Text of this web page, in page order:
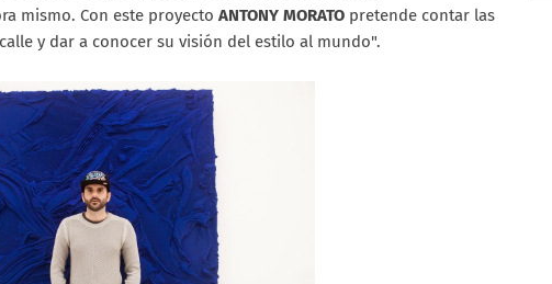
mismo. Con este proyecto ANTONY MORATO pretende contar las
y dar a conocer su visión del estilo al mundo".